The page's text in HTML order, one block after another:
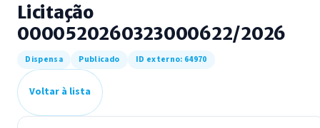
Licitação
0000520260323000622/2026
Dispensa Publicado ID externo: 64970
Voltar à lista